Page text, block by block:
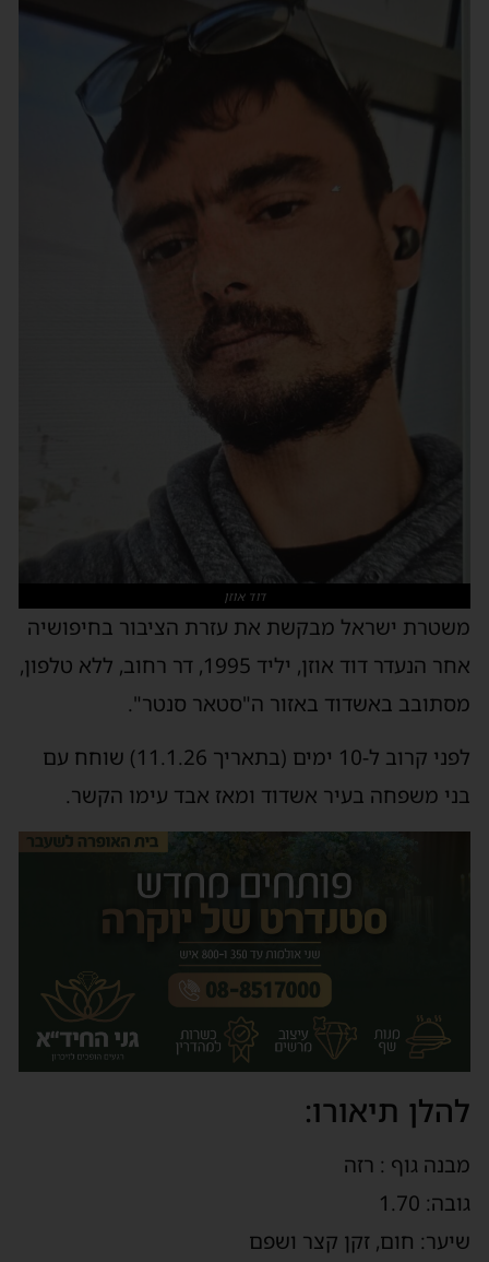
דוד אוזן
משטרת ישראל מבקשת את עזרת הציבור בחיפושיה
אחר הנעדר דוד אוזן, יליד 1995, דר רחוב, ללא טלפון,
מסתובב באשדוד באזור ה"סטאר סנטר".
לפני קרוב ל-10 ימים (בתאריך 11.1.26) שוחח עם
בני משפחה בעיר אשדוד ומאז אבד עימו הקשר.
להלן תיאורו:
מבנה גוף : רזה
גובה: 1.70
שיער: חום, זקן קצר ושפם